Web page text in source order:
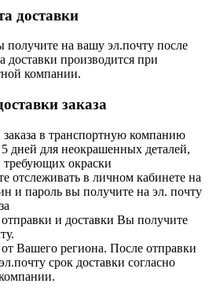
доставки
получите на вашу эл.почту после
доставки производится при
компании.
заказа
в транспортную компанию
5 дней для неокрашенных деталей,
требующих окраски
отслеживать в личном кабинете на
и пароль вы получите на эл. почту
и доставки Вы получите
Вашего региона. После отправки
срок доставки согласно